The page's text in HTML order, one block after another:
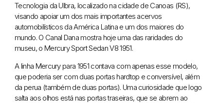
Tecnologia da Ulbra, localizado na cidade de Canoas (RS),
visando apoiar um dos mais importantes acervos
automobilísticos da América Latina e um dos maiores do
mundo. O Canal Dana mostra hoje uma das raridades do
museu, o Mercury Sport Sedan V8 1951.
A linha Mercury para 1951 contava com apenas esse modelo,
que poderia ser com duas portas hardtop e conversível, além
da perua (também de duas portas). Uma curiosidade que logo
salta aos olhos está nas portas traseiras, que se abrem ao